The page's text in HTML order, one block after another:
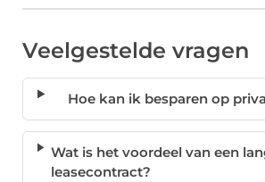
Veelgestelde vragen
Hoe kan ik besparen op
Wat is het voordeel van een
leasecontract?